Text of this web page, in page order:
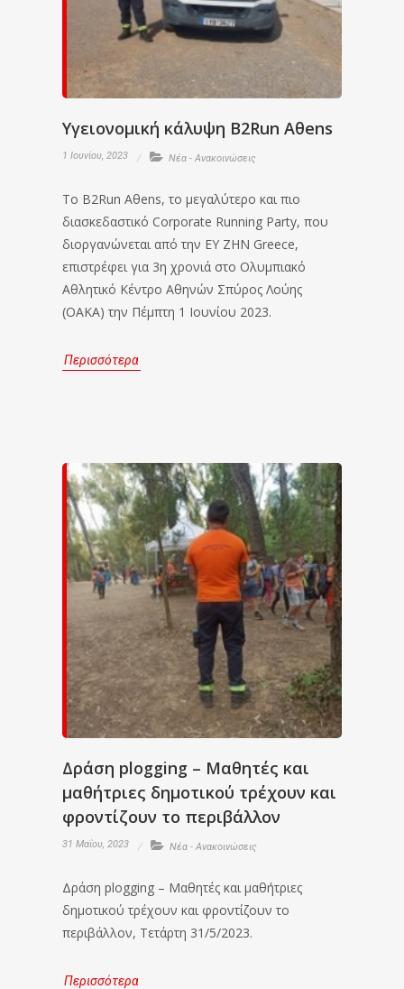
Υγειονομική κάλυψη B2Run Aθens
1 Ιουνίου, 2023 Νέα - Ανακοινώσεις
Το B2Run Aθens, το μεγαλύτερο και πιο
διασκεδαστικό Corporate Running Party, που
διοργανώνεται από την EY ZHN Greece,
επιστρέφει για 3η χρονιά στο Ολυμπιακό
Αθλητικό Κέντρο Αθηνών Σπύρος Λούης
(ΟΑΚΑ) την Πέμπτη 1 Ιουνίου 2023.
Περισσότερα
Δράση plogging – Μαθητές και
μαθήτριες δημοτικού τρέχουν και
φροντίζουν το περιβάλλον
31 Μαΐου, 2023 Νέα - Ανακοινώσεις
Δράση plogging – Μαθητές και μαθήτριες
δημοτικού τρέχουν και φροντίζουν το
περιβάλλον, Τετάρτη 31/5/2023.
Περισσότερα